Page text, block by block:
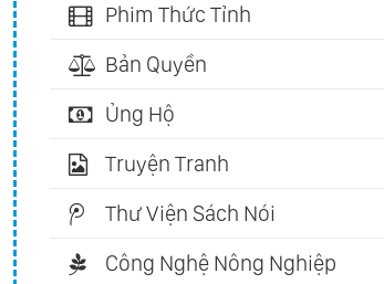
Phim Thức Tỉnh
Bản Quyền
Ủng Hộ
Truyện Tranh
Thư Viện Sách Nói
Công Nghệ Nông Nghiệp